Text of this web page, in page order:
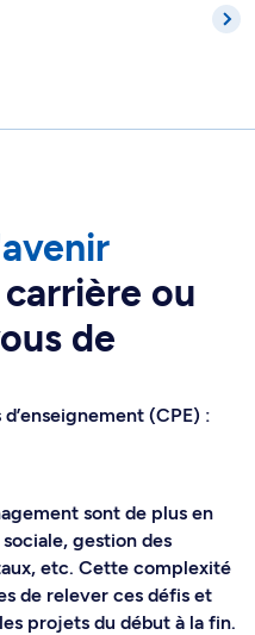
ou
de
(CPE) :
sont de plus en
gestion des
etc. Cette complexité
de relever ces défis et
projets du début à la fin.